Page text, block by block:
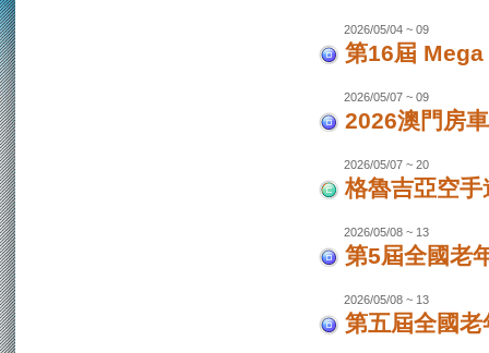
2026/05/04 ~ 09
第16屆
2026/05/07 ~ 09
2026澳門房
2026/05/07 ~ 20
格魯吉亞空
2026/05/08 ~ 13
第5屆全國老
2026/05/08 ~ 13
第五屆全國